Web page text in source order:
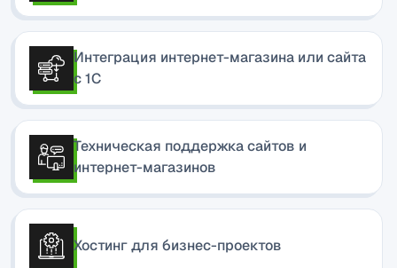
Интеграция интернет-магазина или сайта
с 1С
Техническая поддержка сайтов и
интернет-магазинов
Хостинг для бизнес-проектов